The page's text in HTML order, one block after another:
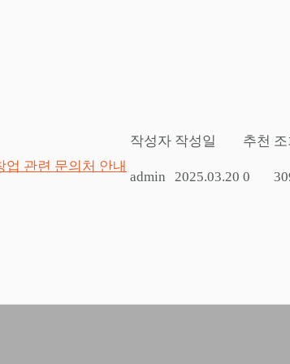
작성자 작성일 추천 조
관련 문의처 안내
admin 2025.03.20 0